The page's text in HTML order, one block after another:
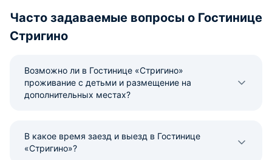
Часто задаваемые вопросы о Гостинице
Стригино
Возможно ли в Гостинице «Стригино»
проживание с детьми и размещение на
дополнительных местах?
В какое время заезд и выезд в Гостинице
«Стригино»?